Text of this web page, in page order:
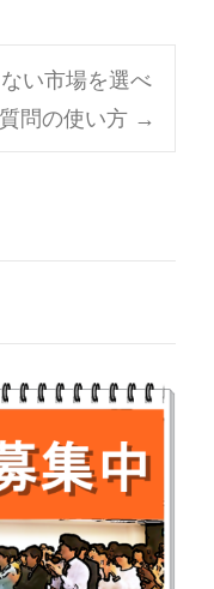
い市場を選べ
問の使い方 →